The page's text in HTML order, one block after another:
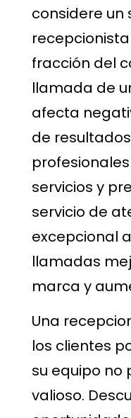
considere un
fracción del
llamada de
afecta
de
servicios y
servicio de
excepcional
llamadas
marca y
Una
los clientes
su equipo no
valioso.